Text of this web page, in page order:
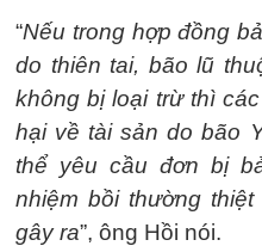
“Nếu trong hợp đồng
do thiên tai, bão lũ
không bị loại trừ thì
hại về tài sản do bão
thể yêu cầu đơn bị
nhiệm bồi thường
gây ra”, ông Hồi nói.